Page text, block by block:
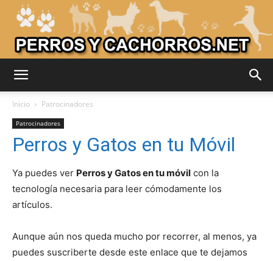
Perros
–
Razas
Inicio Patrocinadores
Patrocinadores
Perros y Gatos en tu Móvil
Ya puedes ver Perros y Gatos en tu móvil con la
tecnología necesaria para leer cómodamente los
artículos.
Aunque aún nos queda mucho por recorrer, al menos, ya
puedes suscriberte desde este enlace que te dejamos